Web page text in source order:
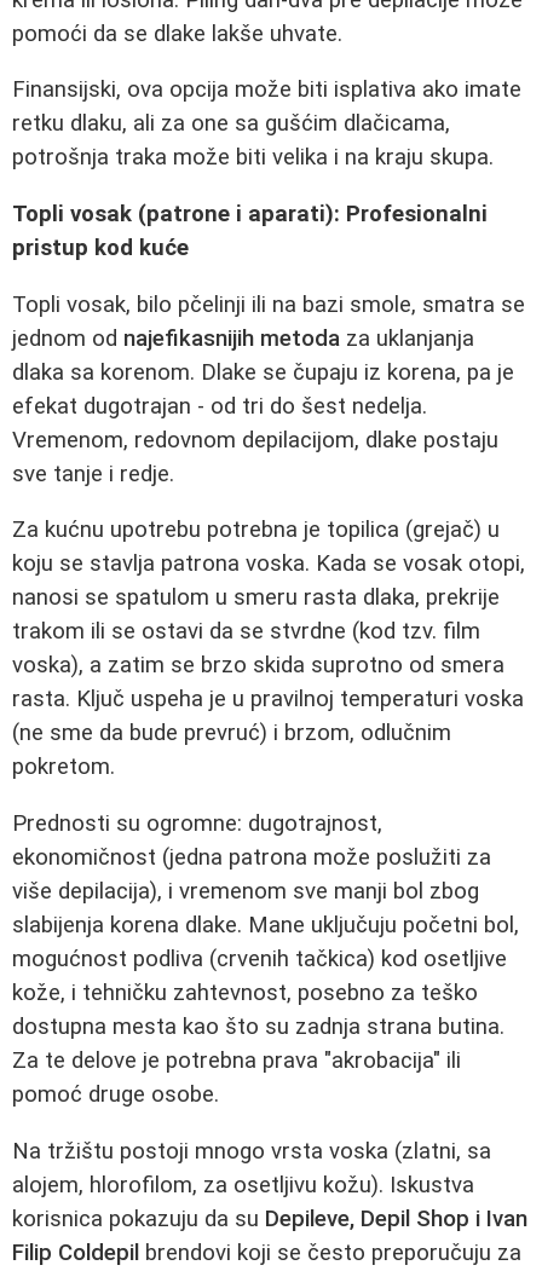
pomoći da se dlake lakše uhvate.
Finansijski, ova opcija može biti isplativa ako imate
retku dlaku, ali za one sa gušćim dlačicama,
potrošnja traka može biti velika i na kraju skupa.
Topli vosak (patrone i aparati): Profesionalni
pristup kod kuće
Topli vosak, bilo pčelinji ili na bazi smole, smatra se
jednom od najefikasnijih metoda za uklanjanja
dlaka sa korenom. Dlake se čupaju iz korena, pa je
efekat dugotrajan - od tri do šest nedelja.
Vremenom, redovnom depilacijom, dlake postaju
sve tanje i redje.
Za kućnu upotrebu potrebna je topilica (grejač) u
koju se stavlja patrona voska. Kada se vosak otopi,
nanosi se spatulom u smeru rasta dlaka, prekrije
trakom ili se ostavi da se stvrdne (kod tzv. film
voska), a zatim se brzo skida suprotno od smera
rasta. Ključ uspeha je u pravilnoj temperaturi voska
(ne sme da bude prevruć) i brzom, odlučnim
pokretom.
Prednosti su ogromne: dugotrajnost,
ekonomičnost (jedna patrona može poslužiti za
više depilacija), i vremenom sve manji bol zbog
slabijenja korena dlake. Mane uključuju početni bol,
mogućnost podliva (crvenih tačkica) kod osetljive
kože, i tehničku zahtevnost, posebno za teško
dostupna mesta kao što su zadnja strana butina.
Za te delove je potrebna prava "akrobacija" ili
pomoć druge osobe.
Na tržištu postoji mnogo vrsta voska (zlatni, sa
alojem, hlorofilom, za osetljivu kožu). Iskustva
korisnica pokazuju da su Depileve, Depil Shop i Ivan
Filip Coldepil brendovi koji se često preporučuju za